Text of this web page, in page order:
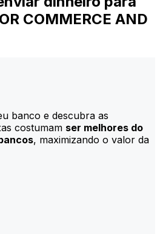
COMMERCE AND
banco e descubra as
costumam ser melhores do
, maximizando o valor da